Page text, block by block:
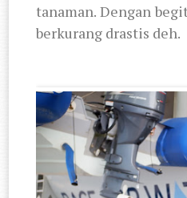
tanaman. Dengan
berkurang drastis deh.